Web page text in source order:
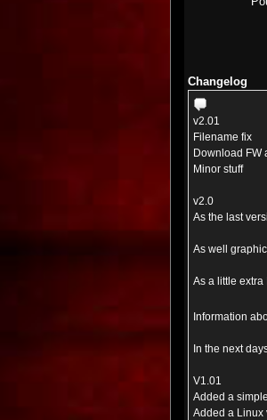
Changelog
v2.01
Filename fix
Download FW
Minor stuff
v2.0
As the last
As well
As a little
Information
In the next
V1.01
Added a
Added a Linux